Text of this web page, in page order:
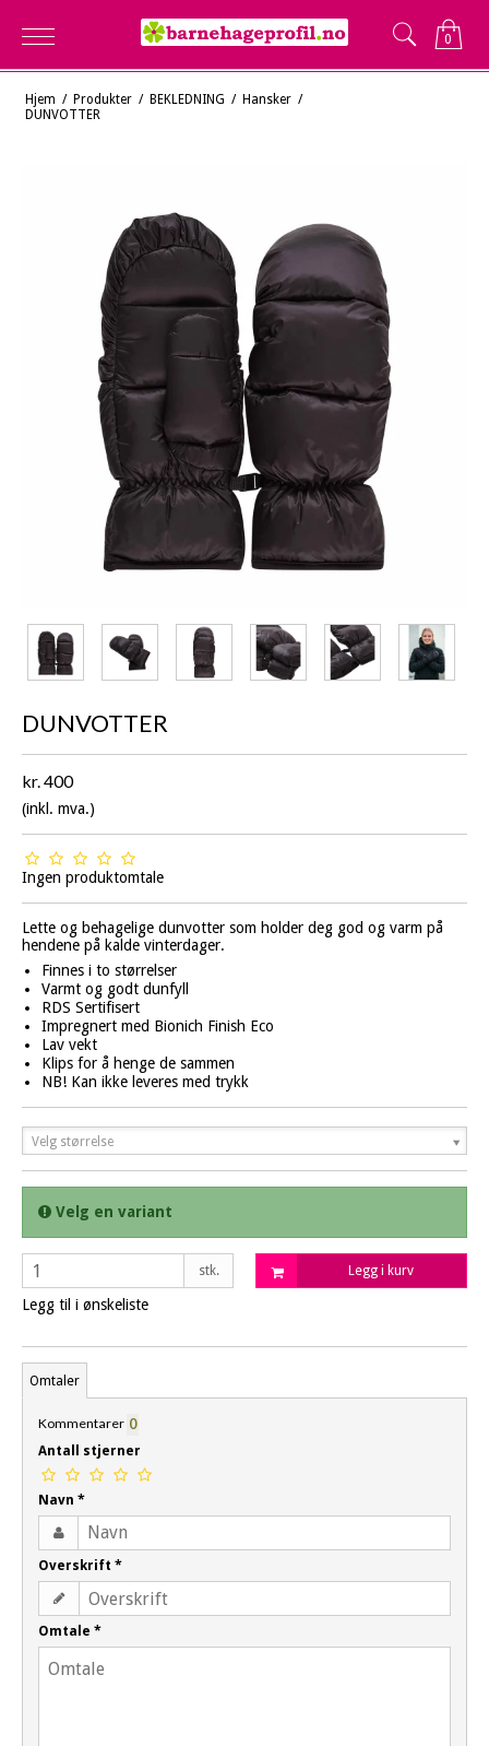
0
Hjem / Produkter / BEKLEDNING / Hansker /
DUNVOTTER
DUNVOTTER
kr. 400
(inkl. mva.)
Ingen produktomtale
Lette og behagelige dunvotter som holder deg god og varm på
hendene på kalde vinterdager.
Finnes i to størrelser
Varmt og godt dunfyll
RDS Sertifisert
Impregnert med Bionich Finish Eco
Lav vekt
Klips for å henge de sammen
NB! Kan ikke leveres med trykk
Velg størrelse
Velg en variant
stk. Legg i kurv
Legg til i ønskeliste
Omtaler
Kommentarer 0
Antall stjerner
Navn *
Overskrift *
Omtale *